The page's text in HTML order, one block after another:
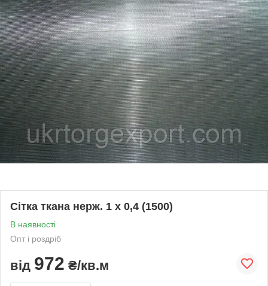
Сітка ткана нерж. 1 х 0,4 (1500)
В наявності
Опт і роздріб
від 972 ₴/кв.м